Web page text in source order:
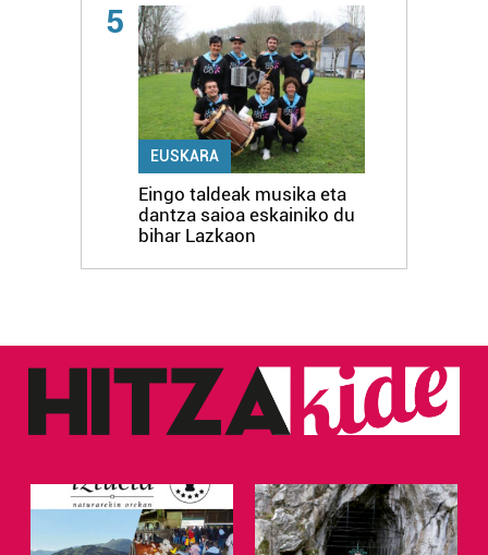
5
EUSKARA
Eingo taldeak musika eta
dantza saioa eskainiko du
bihar Lazkaon